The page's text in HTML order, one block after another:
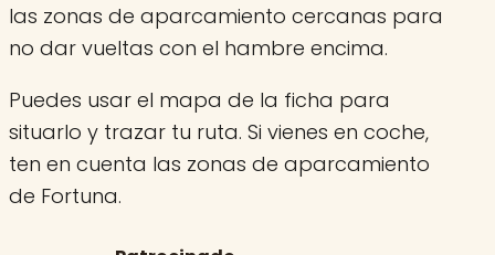
las zonas de aparcamiento cercanas para
no dar vueltas con el hambre encima.
Puedes usar el mapa de la ficha para
situarlo y trazar tu ruta. Si vienes en coche,
ten en cuenta las zonas de aparcamiento
de Fortuna.